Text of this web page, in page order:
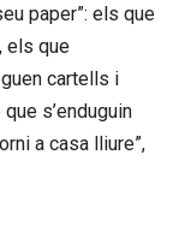
paper”: els que
els que
cartells i
s’enduguin
a casa lliure”,